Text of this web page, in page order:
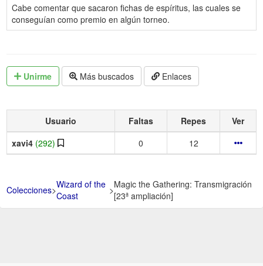
Cabe comentar que sacaron fichas de espíritus, las cuales se
conseguían como premio en algún torneo.
Unirme Más buscados Enlaces
Usuario Faltas Repes
Ver
xavi4 (292) 0 12
Colecciones>Wizard of the
Coast
>Magic the Gathering: Transmigración
[23ª ampliación]